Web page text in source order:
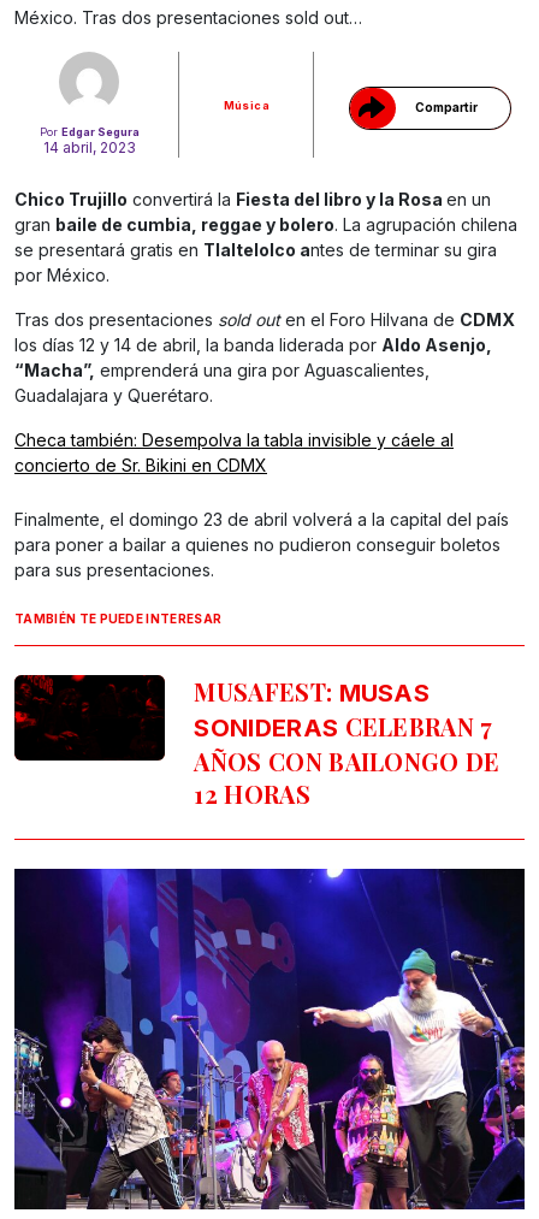
Por Edgar Segura
14 abril, 2023
Música Compartir
México. Tras dos presentaciones sold out…
Chico Trujillo convertirá la Fiesta del libro y la Rosa en un
gran baile de cumbia, reggae y bolero. La agrupación chilena
se presentará gratis en Tlaltelolco antes de terminar su gira
por México.
Tras dos presentaciones sold outen el Foro Hilvana de CDMX
los días 12 y 14 de abril, la banda liderada por Aldo Asenjo,
“Macha”, emprenderá una gira por Aguascalientes,
Guadalajara y Querétaro.
Checa también: Desempolva la tabla invisible y cáele al
concierto de Sr. Bikini en CDMX
Finalmente, el domingo 23 de abril volverá a la capital del país
para poner a bailar a quienes no pudieron conseguir boletos
para sus presentaciones.
TAMBIÉN TE PUEDE INTERESAR
MUSAFEST: MUSAS
SONIDERAS CELEBRAN 7
AÑOS CON BAILONGO DE
12 HORAS